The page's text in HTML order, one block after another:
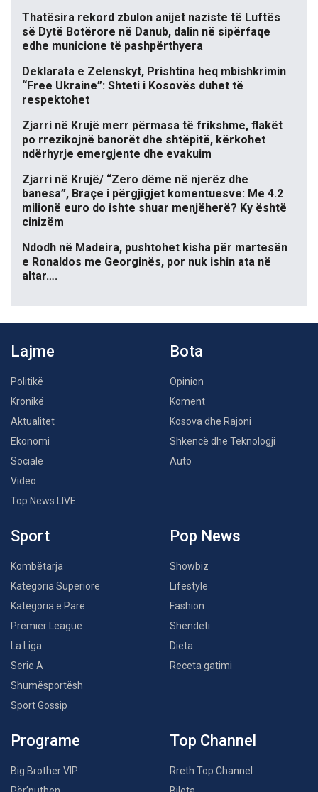
Thatësira rekord zbulon anijet naziste të Luftës
së Dytë Botërore në Danub, dalin në sipërfaqe
edhe municione të pashpërthyera
Deklarata e Zelenskyt, Prishtina heq mbishkrimin
“Free Ukraine”: Shteti i Kosovës duhet të
respektohet
Zjarri në Krujë merr përmasa të frikshme, flakët
po rrezikojnë banorët dhe shtëpitë, kërkohet
ndërhyrje emergjente dhe evakuim
Zjarri në Krujë/ “Zero dëme në njerëz dhe
banesa”, Braçe i përgjigjet komentuesve: Me 4.2
milionë euro do ishte shuar menjëherë? Ky është
cinizëm
Ndodh në Madeira, pushtohet kisha për martesën
e Ronaldos me Georginës, por nuk ishin ata në
altar….
Lajme
Politikë
Kronikë
Aktualitet
Ekonomi
Sociale
Video
Top News LIVE
Bota
Opinion
Koment
Kosova dhe Rajoni
Shkencë dhe Teknologji
Auto
Sport
Kombëtarja
Kategoria Superiore
Kategoria e Parë
Premier League
La Liga
Serie A
Shumësportësh
Sport Gossip
Pop News
Showbiz
Lifestyle
Fashion
Shëndeti
Dieta
Receta gatimi
Programe
Big Brother VIP
Top Channel
Rreth Top Channel